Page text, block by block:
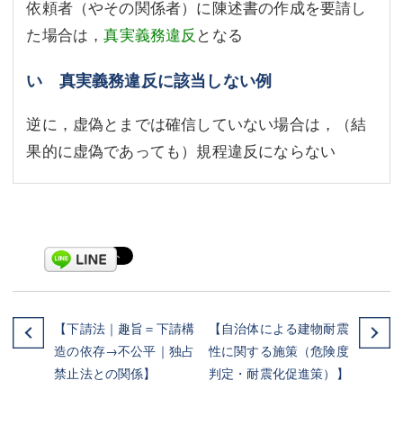
依頼者（やその関係者）に陳述書の作成を要請し
た場合は，真実義務違反 となる
い 真実義務違反に該当しない例
逆に，虚偽とまでは確信していない場合は，（結
果的に虚偽であっても）規程違反にならない
【下請法｜趣旨＝下請構
造の依存→不公平｜独占
禁止法との関係】
【自治体による建物耐震
性に関する施策（危険度
判定・耐震化促進策）】